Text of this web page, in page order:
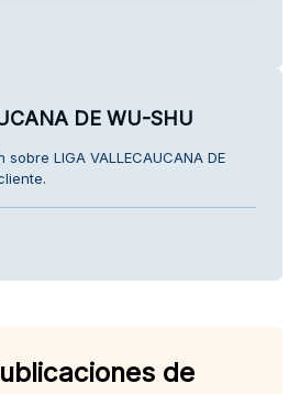
DE WU-SHU
LIGA VALLECAUCANA DE
de